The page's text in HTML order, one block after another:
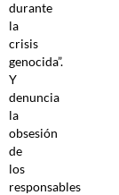
durante
la
crisis
genocida”.
Y
denuncia
la
obsesión
de
los
responsables